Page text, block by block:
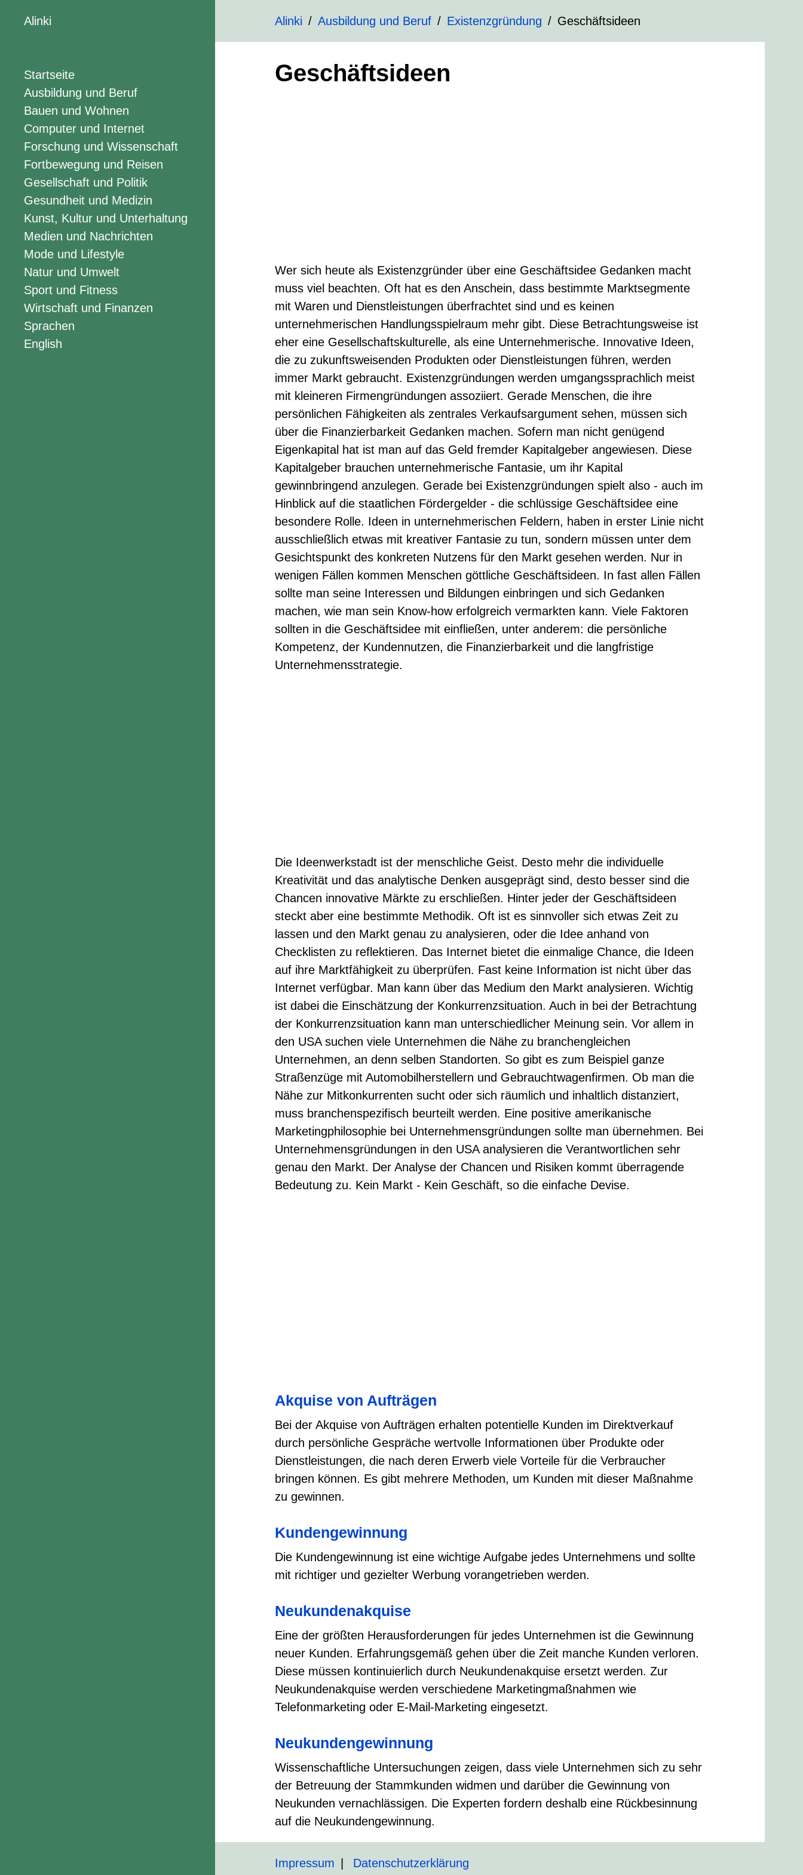
Alinki Alinki Ausbildung und Beruf Existenzgründung Geschäftsideen
Startseite
Ausbildung und Beruf
Bauen und Wohnen
Computer und Internet
Forschung und Wissenschaft
Fortbewegung und Reisen
Gesellschaft und Politik
Gesundheit und Medizin
Kunst, Kultur und Unterhaltung
Medien und Nachrichten
Mode und Lifestyle
Natur und Umwelt
Sport und Fitness
Wirtschaft und Finanzen
Sprachen
English
Geschäftsideen
Wer sich heute als Existenzgründer über eine Geschäftsidee Gedanken macht
muss viel beachten. Oft hat es den Anschein, dass bestimmte Marktsegmente
mit Waren und Dienstleistungen überfrachtet sind und es keinen
unternehmerischen Handlungsspielraum mehr gibt. Diese Betrachtungsweise ist
eher eine Gesellschaftskulturelle, als eine Unternehmerische. Innovative Ideen,
die zu zukunftsweisenden Produkten oder Dienstleistungen führen, werden
immer Markt gebraucht. Existenzgründungen werden umgangssprachlich meist
mit kleineren Firmengründungen assoziiert. Gerade Menschen, die ihre
persönlichen Fähigkeiten als zentrales Verkaufsargument sehen, müssen sich
über die Finanzierbarkeit Gedanken machen. Sofern man nicht genügend
Eigenkapital hat ist man auf das Geld fremder Kapitalgeber angewiesen. Diese
Kapitalgeber brauchen unternehmerische Fantasie, um ihr Kapital
gewinnbringend anzulegen. Gerade bei Existenzgründungen spielt also - auch im
Hinblick auf die staatlichen Fördergelder - die schlüssige Geschäftsidee eine
besondere Rolle. Ideen in unternehmerischen Feldern, haben in erster Linie nicht
ausschließlich etwas mit kreativer Fantasie zu tun, sondern müssen unter dem
Gesichtspunkt des konkreten Nutzens für den Markt gesehen werden. Nur in
wenigen Fällen kommen Menschen göttliche Geschäftsideen. In fast allen Fällen
sollte man seine Interessen und Bildungen einbringen und sich Gedanken
machen, wie man sein Know-how erfolgreich vermarkten kann. Viele Faktoren
sollten in die Geschäftsidee mit einfließen, unter anderem: die persönliche
Kompetenz, der Kundennutzen, die Finanzierbarkeit und die langfristige
Unternehmensstrategie.
Die Ideenwerkstadt ist der menschliche Geist. Desto mehr die individuelle
Kreativität und das analytische Denken ausgeprägt sind, desto besser sind die
Chancen innovative Märkte zu erschließen. Hinter jeder der Geschäftsideen
steckt aber eine bestimmte Methodik. Oft ist es sinnvoller sich etwas Zeit zu
lassen und den Markt genau zu analysieren, oder die Idee anhand von
Checklisten zu reflektieren. Das Internet bietet die einmalige Chance, die Ideen
auf ihre Marktfähigkeit zu überprüfen. Fast keine Information ist nicht über das
Internet verfügbar. Man kann über das Medium den Markt analysieren. Wichtig
ist dabei die Einschätzung der Konkurrenzsituation. Auch in bei der Betrachtung
der Konkurrenzsituation kann man unterschiedlicher Meinung sein. Vor allem in
den USA suchen viele Unternehmen die Nähe zu branchengleichen
Unternehmen, an denn selben Standorten. So gibt es zum Beispiel ganze
Straßenzüge mit Automobilherstellern und Gebrauchtwagenfirmen. Ob man die
Nähe zur Mitkonkurrenten sucht oder sich räumlich und inhaltlich distanziert,
muss branchenspezifisch beurteilt werden. Eine positive amerikanische
Marketingphilosophie bei Unternehmensgründungen sollte man übernehmen. Bei
Unternehmensgründungen in den USA analysieren die Verantwortlichen sehr
genau den Markt. Der Analyse der Chancen und Risiken kommt überragende
Bedeutung zu. Kein Markt - Kein Geschäft, so die einfache Devise.
Akquise von Aufträgen
Bei der Akquise von Aufträgen erhalten potentielle Kunden im Direktverkauf
durch persönliche Gespräche wertvolle Informationen über Produkte oder
Dienstleistungen, die nach deren Erwerb viele Vorteile für die Verbraucher
bringen können. Es gibt mehrere Methoden, um Kunden mit dieser Maßnahme
zu gewinnen.
Kundengewinnung
Die Kundengewinnung ist eine wichtige Aufgabe jedes Unternehmens und sollte
mit richtiger und gezielter Werbung vorangetrieben werden.
Neukundenakquise
Eine der größten Herausforderungen für jedes Unternehmen ist die Gewinnung
neuer Kunden. Erfahrungsgemäß gehen über die Zeit manche Kunden verloren.
Diese müssen kontinuierlich durch Neukundenakquise ersetzt werden. Zur
Neukundenakquise werden verschiedene Marketingmaßnahmen wie
Telefonmarketing oder E-Mail-Marketing eingesetzt.
Neukundengewinnung
Wissenschaftliche Untersuchungen zeigen, dass viele Unternehmen sich zu sehr
der Betreuung der Stammkunden widmen und darüber die Gewinnung von
Neukunden vernachlässigen. Die Experten fordern deshalb eine Rückbesinnung
auf die Neukundengewinnung.
Impressum Datenschutzerklärung